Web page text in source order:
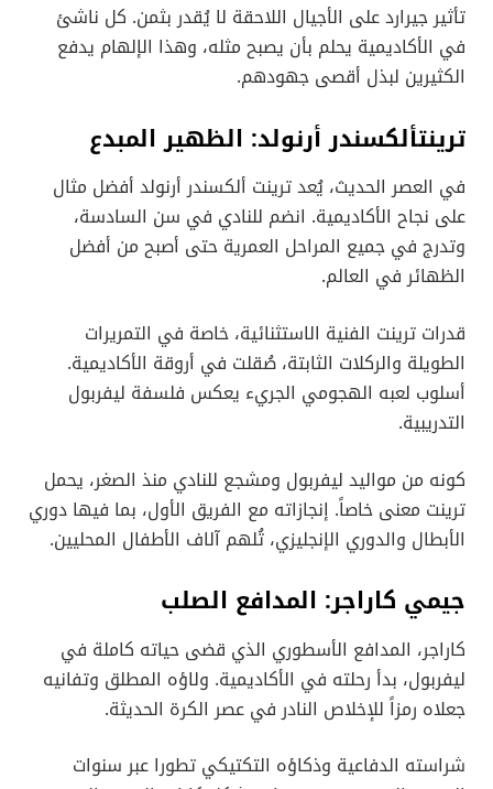
تأثير جيرارد على الأجيال اللاحقة لا يُقدر بثمن. كل ناشئ
في الأكاديمية يحلم بأن يصبح مثله، وهذا الإلهام يدفع
الكثيرين لبذل أقصى جهودهم.
ترينتألكسندر أرنولد: الظهير المبدع
في العصر الحديث، يُعد ترينت ألكسندر أرنولد أفضل مثال
على نجاح الأكاديمية. انضم للنادي في سن السادسة،
وتدرج في جميع المراحل العمرية حتى أصبح من أفضل
الظهائر في العالم.
قدرات ترينت الفنية الاستثنائية، خاصة في التمريرات
الطويلة والركلات الثابتة، صُقلت في أروقة الأكاديمية.
أسلوب لعبه الهجومي الجريء يعكس فلسفة ليفربول
التدريبية.
كونه من مواليد ليفربول ومشجع للنادي منذ الصغر، يحمل
ترينت معنى خاصاً. إنجازاته مع الفريق الأول، بما فيها دوري
الأبطال والدوري الإنجليزي، تُلهم آلاف الأطفال المحليين.
جيمي كاراجر: المدافع الصلب
كاراجر، المدافع الأسطوري الذي قضى حياته كاملة في
ليفربول، بدأ رحلته في الأكاديمية. ولاؤه المطلق وتفانيه
جعلاه رمزاً للإخلاص النادر في عصر الكرة الحديثة.
شراسته الدفاعية وذكاؤه التكتيكي تطورا عبر سنوات